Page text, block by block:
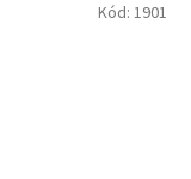
Kód: 1901